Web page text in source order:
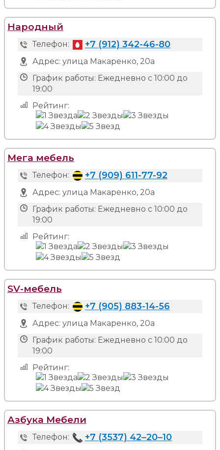
Народный
Телефон: +7 (912) 342-46-80
Адрес: улица Макаренко, 20а
График работы: Ежедневно с 10:00 до
19:00
Рейтинг:
Мега мебель
Телефон: +7 (909) 611-77-92
Адрес: улица Макаренко, 20а
График работы: Ежедневно с 10:00 до
19:00
Рейтинг:
SV-мебель
Телефон: +7 (905) 883-14-56
Адрес: улица Макаренко, 20а
График работы: Ежедневно с 10:00 до
19:00
Рейтинг:
Азбука Мебели
Телефон: +7 (3537) 42‒20‒10